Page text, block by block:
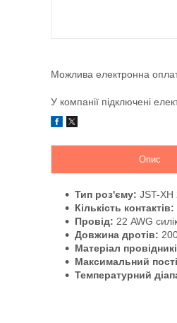
У компанії підключені
Опис
Тип роз'єму: JST-XH
Кількість контактів:
Провід: 22 AWG
Довжина дротів:
Матеріал
Максимальний
Температурний